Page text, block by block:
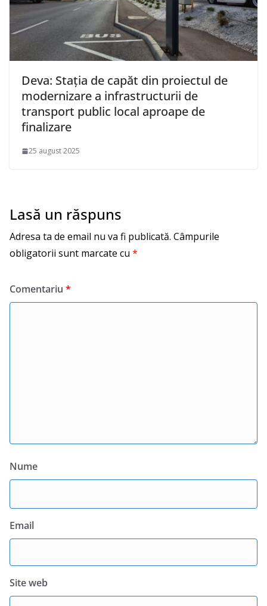
Deva: Stația de capăt din proiectul de
modernizare a infrastructurii de
transport public local aproape de
finalizare
25 august 2025
Lasă un răspuns
Adresa ta de email nu va fi publicată. Câmpurile
obligatorii sunt marcate cu *
Comentariu *
Nume
Email
Site web